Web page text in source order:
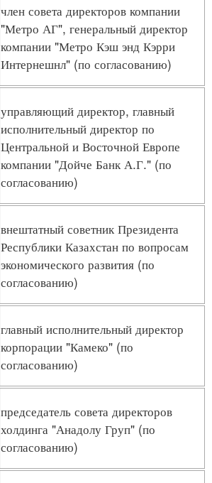
член совета директоров компании
"Метро АГ", генеральный директор
компании "Метро Кэш энд Кэрри
Интернешнл" (по согласованию)
управляющий директор, главный
исполнительный директор по
Центральной и Восточной Европе
компании "Дойче Банк А.Г." (по
согласованию)
внештатный советник Президента
Республики Казахстан по вопросам
экономического развития (по
согласованию)
главный исполнительный директор
корпорации "Камеко" (по
согласованию)
председатель совета директоров
холдинга "Анадолу Груп" (по
согласованию)